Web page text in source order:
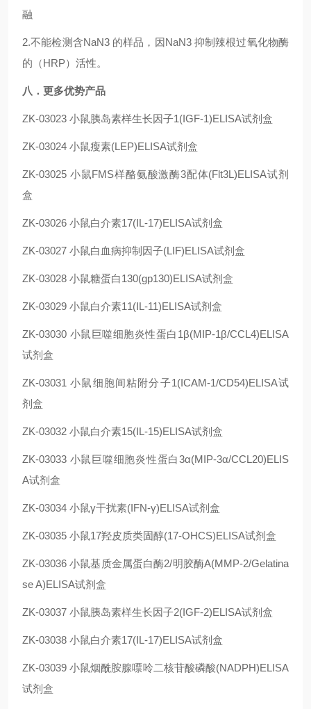
融
2.不能检测含NaN3 的样品，因NaN3 抑制辣根过氧化物酶
的（HRP）活性。
八．更多优势产品
ZK-03023 小鼠胰岛素样生长因子1(IGF-1)ELISA试剂盒
ZK-03024 小鼠瘦素(LEP)ELISA试剂盒
ZK-03025 小鼠FMS样酪氨酸激酶3配体(Flt3L)ELISA试剂
盒
ZK-03026 小鼠白介素17(IL-17)ELISA试剂盒
ZK-03027 小鼠白血病抑制因子(LIF)ELISA试剂盒
ZK-03028 小鼠糖蛋白130(gp130)ELISA试剂盒
ZK-03029 小鼠白介素11(IL-11)ELISA试剂盒
ZK-03030 小鼠巨噬细胞炎性蛋白1β(MIP-1β/CCL4)ELISA
试剂盒
ZK-03031 小鼠细胞间粘附分子1(ICAM-1/CD54)ELISA试
剂盒
ZK-03032 小鼠白介素15(IL-15)ELISA试剂盒
ZK-03033 小鼠巨噬细胞炎性蛋白3α(MIP-3α/CCL20)ELIS
A试剂盒
ZK-03034 小鼠γ干扰素(IFN-γ)ELISA试剂盒
ZK-03035 小鼠17羟皮质类固醇(17-OHCS)ELISA试剂盒
ZK-03036 小鼠基质金属蛋白酶2/明胶酶A(MMP-2/Gelatina
se A)ELISA试剂盒
ZK-03037 小鼠胰岛素样生长因子2(IGF-2)ELISA试剂盒
ZK-03038 小鼠白介素17(IL-17)ELISA试剂盒
ZK-03039 小鼠烟酰胺腺嘌呤二核苷酸磷酸(NADPH)ELISA
试剂盒